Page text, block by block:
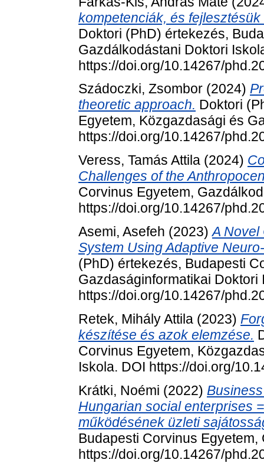
kompetenciák, és
Doktori (PhD) értekezés,
Gazdálkodástani Doktori
https://doi.org/10.14267/
Szádoczki, Zsombor (2024)
theoretic approach. Doktori
Egyetem, Közgazdasági és
https://doi.org/10.14267/
Veress, Tamás Attila (2024)
Challenges of the
Corvinus Egyetem,
https://doi.org/10.14267/
Asemi, Asefeh (2023)A Novel
System Using Adaptive
(PhD) értekezés, Budapesti
Gazdaságinformatikai Doktori
https://doi.org/10.14267/
Retek, Mihály Attila (2023)
készítése és azok elemzése.
Corvinus Egyetem,
Iskola. DOI https://doi.org/
Krátki, Noémi (2022)
Hungarian social enterprises
működésének üzleti
Budapesti Corvinus
https://doi.org/10.14267/